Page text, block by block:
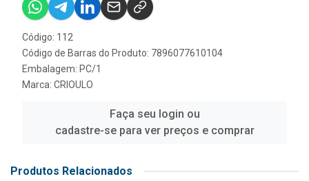
Código: 112
Código de Barras do Produto: 7896077610104
Embalagem: PC/1
Marca: CRIOULO
Faça seu login ou
cadastre-se para ver preços e comprar
Produtos Relacionados